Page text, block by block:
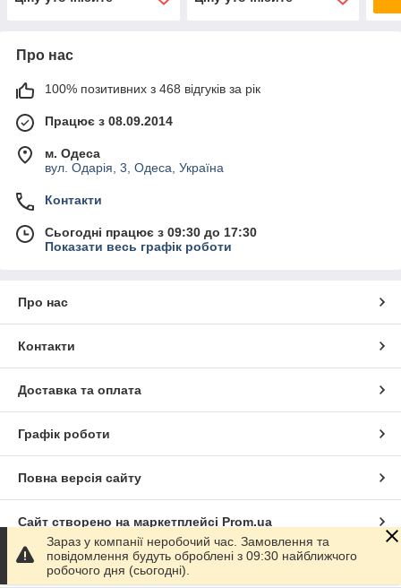
Про нас
100% позитивних з 468 відгуків за рік
Працює з 08.09.2014
м. Одеса
вул. Одарія, 3, Одеса, Україна
Контакти
Сьогодні працює з 09:30 до 17:30
Показати весь графік роботи
Про нас
Контакти
Доставка та оплата
Графік роботи
Повна версія сайту
Сайт створено на маркетплейсі Prom.ua
Політика конфіденційності
Зараз у компанії неробочий час. Замовлення та
повідомлення будуть оброблені з 09:30 найближчого
робочого дня (сьогодні).